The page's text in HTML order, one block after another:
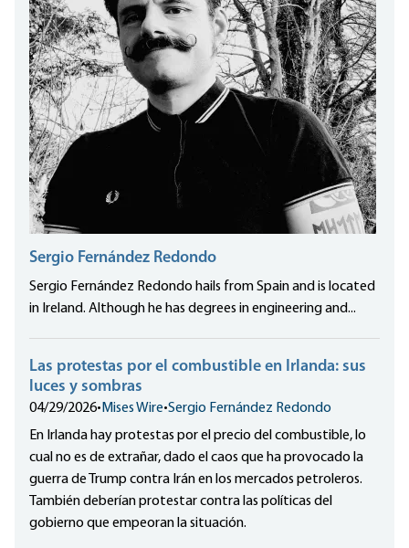
Sergio Fernández Redondo
Sergio Fernández Redondo hails from Spain and is located
in Ireland. Although he has degrees in engineering and...
Las protestas por el combustible en Irlanda: sus
luces y sombras
04/29/2026• Mises Wire•Sergio Fernández Redondo
En Irlanda hay protestas por el precio del combustible, lo
cual no es de extrañar, dado el caos que ha provocado la
guerra de Trump contra Irán en los mercados petroleros.
También deberían protestar contra las políticas del
gobierno que empeoran la situación.